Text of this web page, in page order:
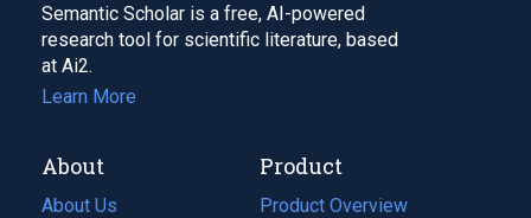
Semantic Scholar is a free, AI-powered
research tool for scientific literature, based
at Ai2.
Learn More
About
About Us
Product
Product Overview